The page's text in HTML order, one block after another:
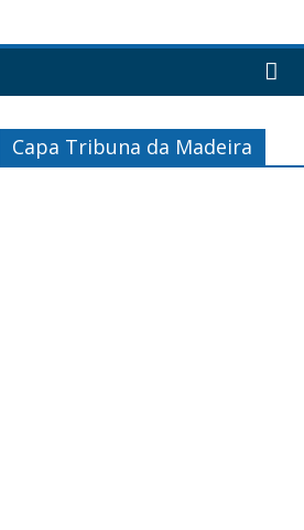
Capa Tribuna da Madeira